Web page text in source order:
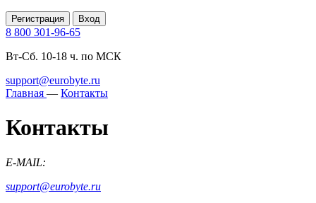
Регистрация Вход
8 800 301-96-65
Вт-Сб. 10-18 ч. по МСК
support@eurobyte.ru
Главная — Контакты
Контакты
E-MAIL:
support@eurobyte.ru